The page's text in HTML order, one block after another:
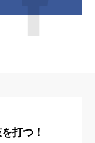
打つ！